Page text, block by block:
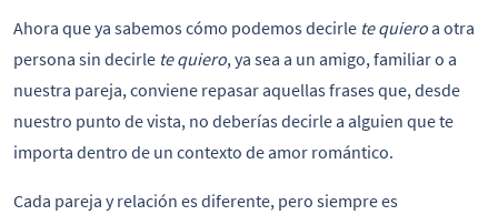
Ahora que ya sabemos cómo podemos decirle te quieroa otra
persona sin decirle te quiero, ya sea a un amigo, familiar o a
nuestra pareja, conviene repasar aquellas frases que, desde
nuestro punto de vista, no deberías decirle a alguien que te
importa dentro de un contexto de amor romántico.
Cada pareja y relación es diferente, pero siempre es